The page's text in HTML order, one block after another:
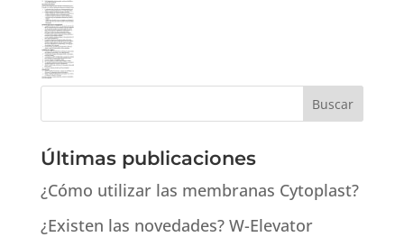
Últimas publicaciones
¿Cómo utilizar las membranas Cytoplast?
¿Existen las novedades? W-Elevator